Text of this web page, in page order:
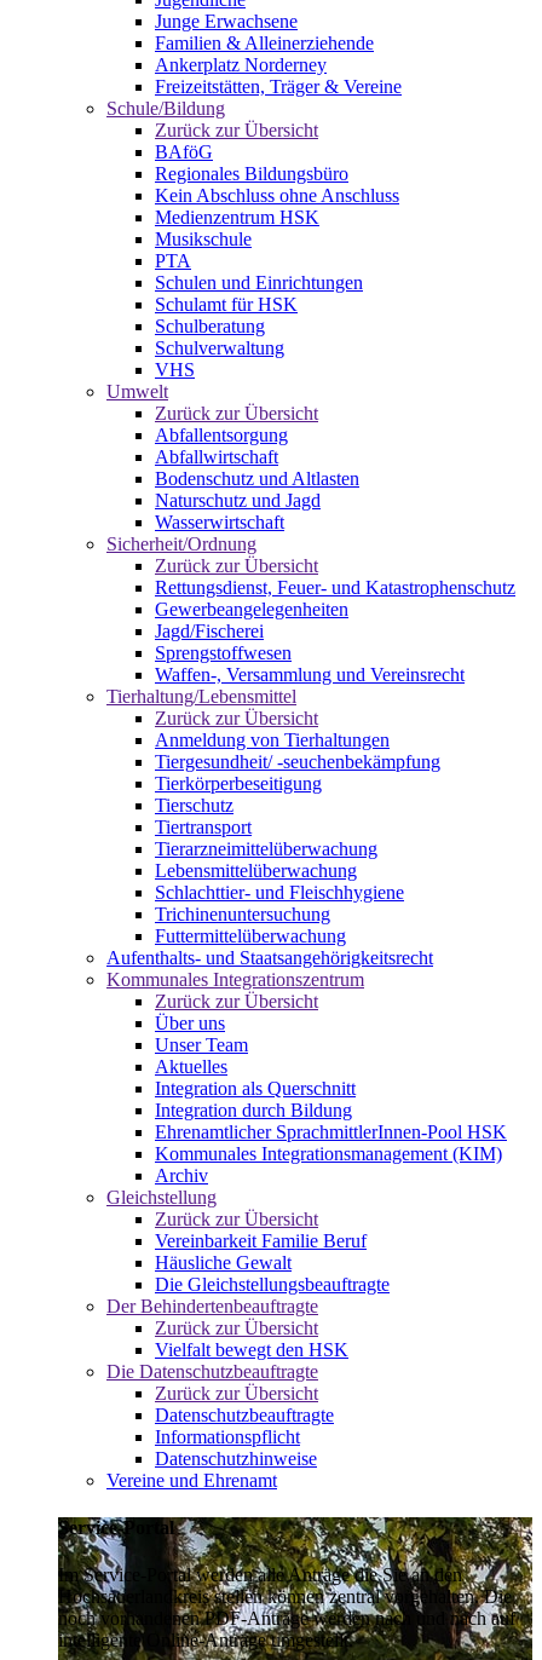
Junge Erwachsene
Familien & Alleinerziehende
Ankerplatz Norderney
Freizeitstätten, Träger & Vereine
Schule/Bildung
Zurück zur Übersicht
BAföG
Regionales Bildungsbüro
Kein Abschluss ohne Anschluss
Medienzentrum HSK
Musikschule
PTA
Schulen und Einrichtungen
Schulamt für HSK
Schulberatung
Schulverwaltung
VHS
Umwelt
Zurück zur Übersicht
Abfallentsorgung
Abfallwirtschaft
Bodenschutz und Altlasten
Naturschutz und Jagd
Wasserwirtschaft
Sicherheit/Ordnung
Zurück zur Übersicht
Rettungsdienst, Feuer- und Katastrophenschutz
Gewerbeangelegenheiten
Jagd/Fischerei
Sprengstoffwesen
Waffen-, Versammlung und Vereinsrecht
Tierhaltung/Lebensmittel
Zurück zur Übersicht
Anmeldung von Tierhaltungen
Tiergesundheit/ -seuchenbekämpfung
Tierkörperbeseitigung
Tierschutz
Tiertransport
Tierarzneimittelüberwachung
Lebensmittelüberwachung
Schlachttier- und Fleischhygiene
Trichinenuntersuchung
Futtermittelüberwachung
Aufenthalts- und Staatsangehörigkeitsrecht
Kommunales Integrationszentrum
Zurück zur Übersicht
Über uns
Unser Team
Aktuelles
Integration als Querschnitt
Integration durch Bildung
Ehrenamtlicher SprachmittlerInnen-Pool HSK
Kommunales Integrationsmanagement (KIM)
Archiv
Gleichstellung
Zurück zur Übersicht
Vereinbarkeit Familie Beruf
Häusliche Gewalt
Die Gleichstellungsbeauftragte
Der Behindertenbeauftragte
Zurück zur Übersicht
Vielfalt bewegt den HSK
Die Datenschutzbeauftragte
Zurück zur Übersicht
Datenschutzbeauftragte
Informationspflicht
Datenschutzhinweise
Vereine und Ehrenamt
Service-Portal
Im Service-Portal werden alle Anträge die Sie an den
Hochsauerlandkreis stellen können zentral vorgehalten. Die
noch vorhandenen PDF-Anträge werden nach und nach auf
intelligente Online-Anträge umgestellt.